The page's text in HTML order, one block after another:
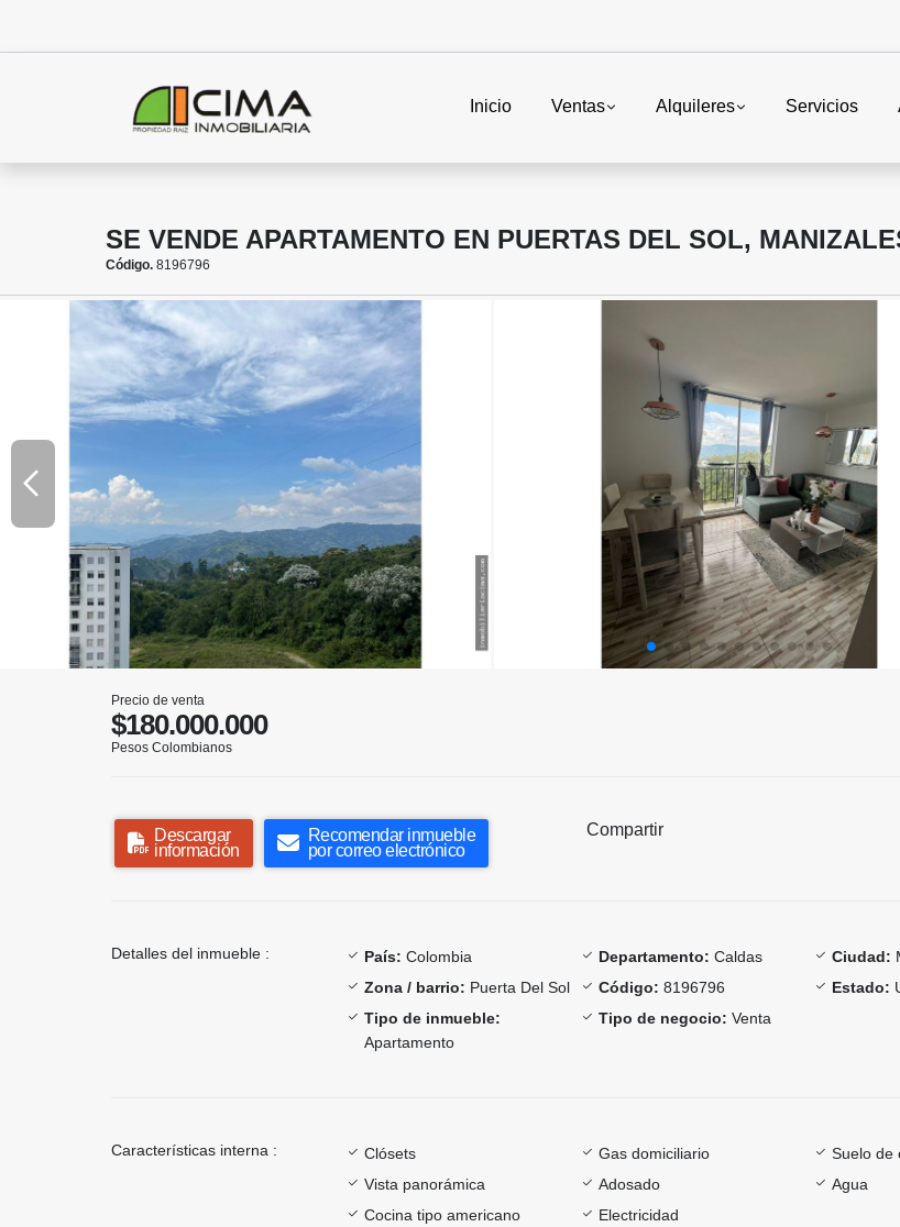
Inicio Ventas Alquileres Servicios
SE VENDE APARTAMENTO EN PUERTAS DEL SOL,
Código. 8196796
Precio de venta
$180.000.000
Pesos Colombianos
Descargar
información
Recomendar inmueble
por correo electrónico
Compartir
Detalles del inmueble : País: Colombia Departamento: Caldas Ciudad:
Zona / barrio: Puerta Del Sol Código: 8196796 Estado:
Tipo de inmueble:
Apartamento
Tipo de negocio: Venta
Características interna : Clósets Gas domiciliario
Suelo de
Vista panorámica
Adosado
Agua
Cocina tipo americano
Electricidad